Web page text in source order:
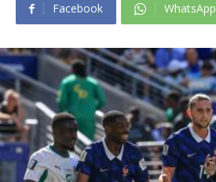
Facebook WhatsApp